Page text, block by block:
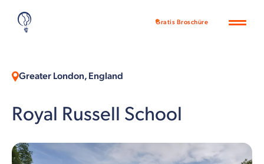
Gratis Broschüre
Greater London, England
Royal Russell School